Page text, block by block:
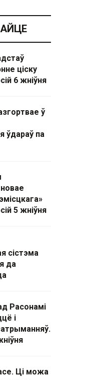
ціску
6 жніўня
ў
ўдараў па
5 жніўня
сістэма
да
Расонамі
і
Ці можа